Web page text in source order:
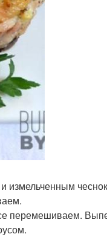
измельченным
перемешиваем.